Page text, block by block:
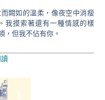
闕如的溫柔，像夜空中消瘦
我摸索著還有一種情感的樣
，但我不佔有你。